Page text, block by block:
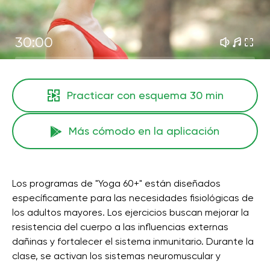
30:00
Practicar con esquema 30 min
Más cómodo en la aplicación
Los programas de "Yoga 60+" están diseñados
específicamente para las necesidades fisiológicas de
los adultos mayores. Los ejercicios buscan mejorar la
resistencia del cuerpo a las influencias externas
dañinas y fortalecer el sistema inmunitario. Durante la
clase, se activan los sistemas neuromuscular y